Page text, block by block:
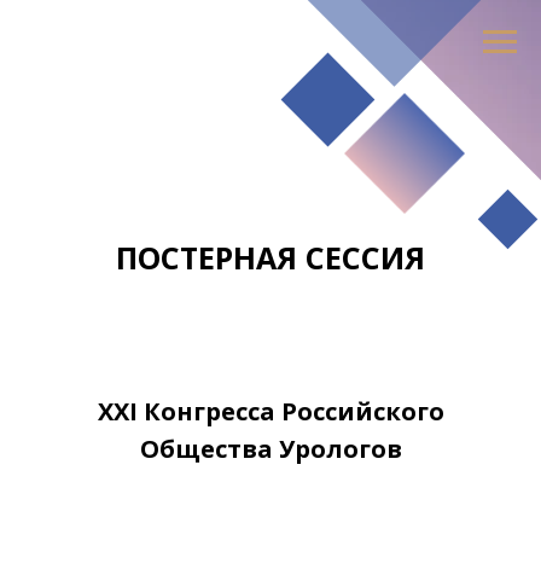
ПОСТЕРНАЯ СЕССИЯ
XXI Конгресса Российского
Общества Урологов